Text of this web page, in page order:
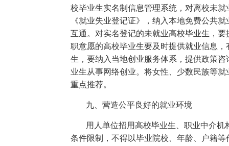
校毕业生实名制信息管理系统，对离校未
《就业失业登记证》，纳入本地免费公共
互通。对实名登记的未就业高校毕业生，
职意愿的高校毕业生要及时提供就业信息
生，要纳入当地创业服务体系，提供政策
业生从事网络创业。将女性、少数民族等
重点推荐。
九、营造公平良好的就业环境
用人单位招用高校毕业生、职业中介
条件限制，不得以毕业院校、年龄、户籍